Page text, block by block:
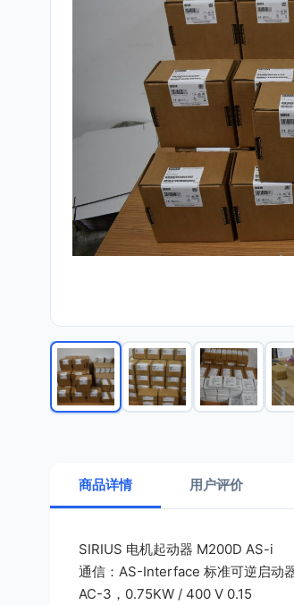
商品详情 用户评价
SIRIUS 电机起动器 M200D AS-i
通信：AS-Interface 标准可逆启动
AC-3，0.75KW / 400 V 0.15